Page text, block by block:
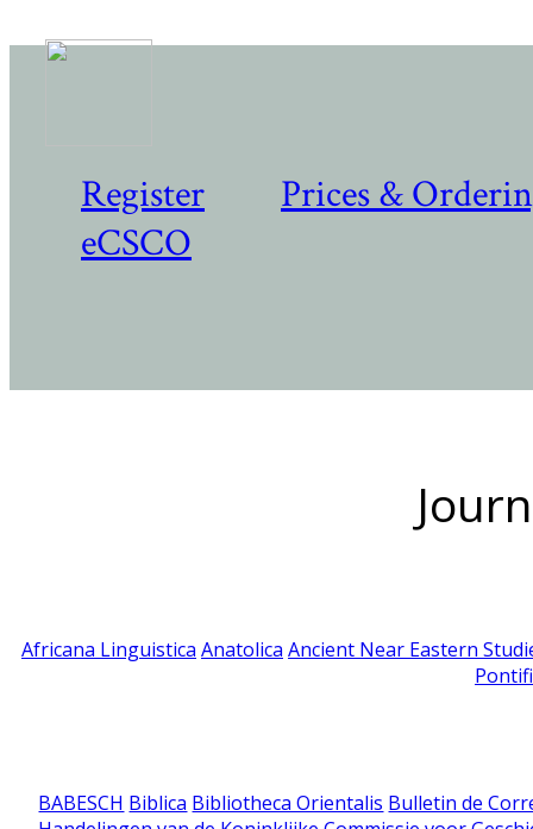
Register
Prices &
eCSCO
Africana Linguistica Anatolica Ancient Near Eastern
BABESCH Biblica Bibliotheca Orientalis Bulletin de